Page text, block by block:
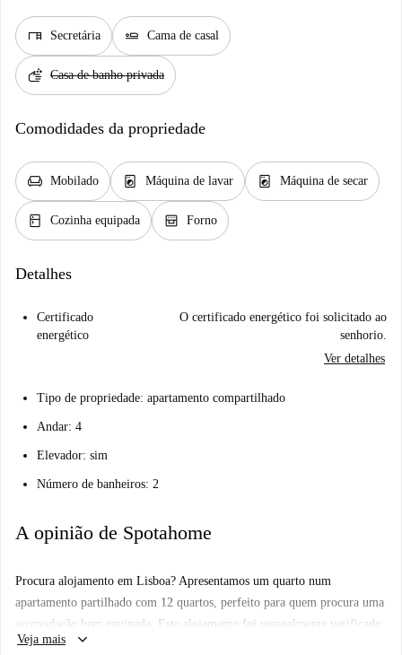
desk Secretária airline_seat_flat Cama de casal
soap Casa de banho privada
Comodidades da propriedade
chair Mobilado local_laundry_service Máquina de lavar local_laundry_service Máquina de secar
kitchen Cozinha equipada oven_gen Forno
Detalhes
Certificado
energético
O certificado energético foi solicitado ao
senhorio.
Ver detalhes
Tipo de propriedade: apartamento compartilhado
Andar: 4
Elevador: sim
Número de banheiros: 2
A opinião de Spotahome
Procura alojamento em Lisboa? Apresentamos um quarto num
apartamento partilhado com 12 quartos, perfeito para quem procura uma
acomodação bem equipada. Este alojamento foi pessoalmente verificado
pela Spotahome, garantindo confiança e uma estadia de qualidade. O
Veja mais keyboard_arrow_down